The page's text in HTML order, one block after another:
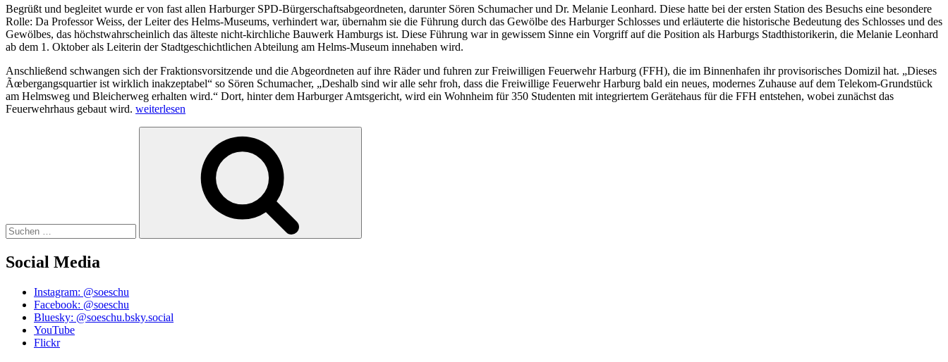
Begrüßt und begleitet wurde er von fast allen Harburger SPD-Bürgerschaftsabgeordneten, darunter Sören Schumacher und Dr. Melanie Leonhard. Diese hatte bei der ersten Station des Besuchs eine besondere
Rolle: Da Professor Weiss, der Leiter des Helms-Museums, verhindert war, übernahm sie die Führung durch das Gewölbe des Harburger Schlosses und erläuterte die historische Bedeutung des Schlosses und des
Gewölbes, das höchstwahrscheinlich das älteste nicht-kirchliche Bauwerk Hamburgs ist. Diese Führung war in gewissem Sinne ein Vorgriff auf die Position als Harburgs Stadthistorikerin, die Melanie Leonhard
ab dem 1. Oktober als Leiterin der Stadtgeschichtlichen Abteilung am Helms-Museum innehaben wird.
Anschließend schwangen sich der Fraktionsvorsitzende und die Abgeordneten auf ihre Räder und fuhren zur Freiwilligen Feuerwehr Harburg (FFH), die im Binnenhafen ihr provisorisches Domizil hat. „Dieses
Ãœbergangsquartier ist wirklich inakzeptabel“ so Sören Schumacher, „Deshalb sind wir alle sehr froh, dass die Freiwillige Feuerwehr Harburg bald ein neues, modernes Zuhause auf dem Telekom-Grundstück
am Helmsweg und Bleicherweg erhalten wird.“ Dort, hinter dem Harburger Amtsgericht, wird ein Wohnheim für 350 Studenten mit integriertem Gerätehaus für die FFH entstehen, wobei zunächst das
Feuerwehrhaus gebaut wird. „SPD-
weiterlesen
Social Media
Instagram: @soeschu
Facebook: @soeschu
Bluesky: @soeschu.bsky.social
YouTube
Flickr